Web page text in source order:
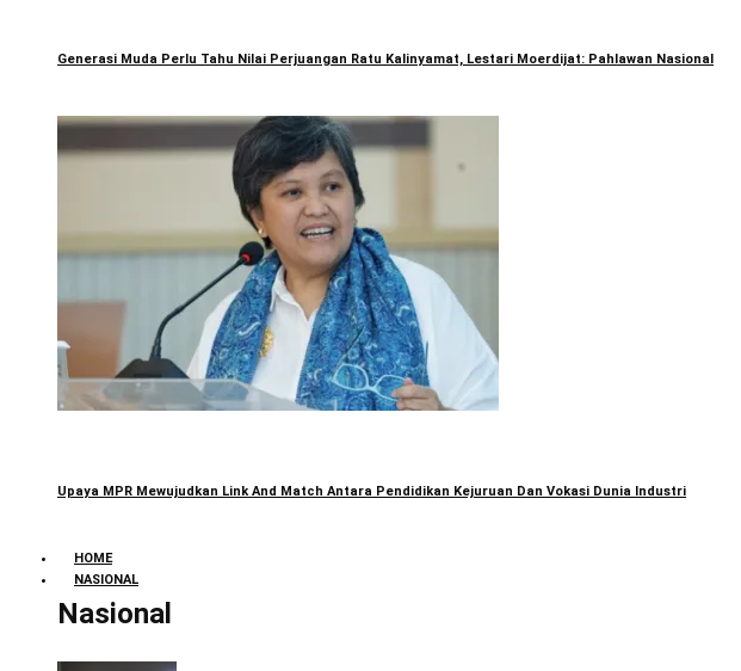
Generasi Muda Perlu Tahu Nilai Perjuangan Ratu Kalinyamat, Lestari Moerdijat: Pahlawan Nasional
Upaya MPR Mewujudkan Link And Match Antara Pendidikan Kejuruan Dan Vokasi Dunia Industri
HOME
NASIONAL
Nasional